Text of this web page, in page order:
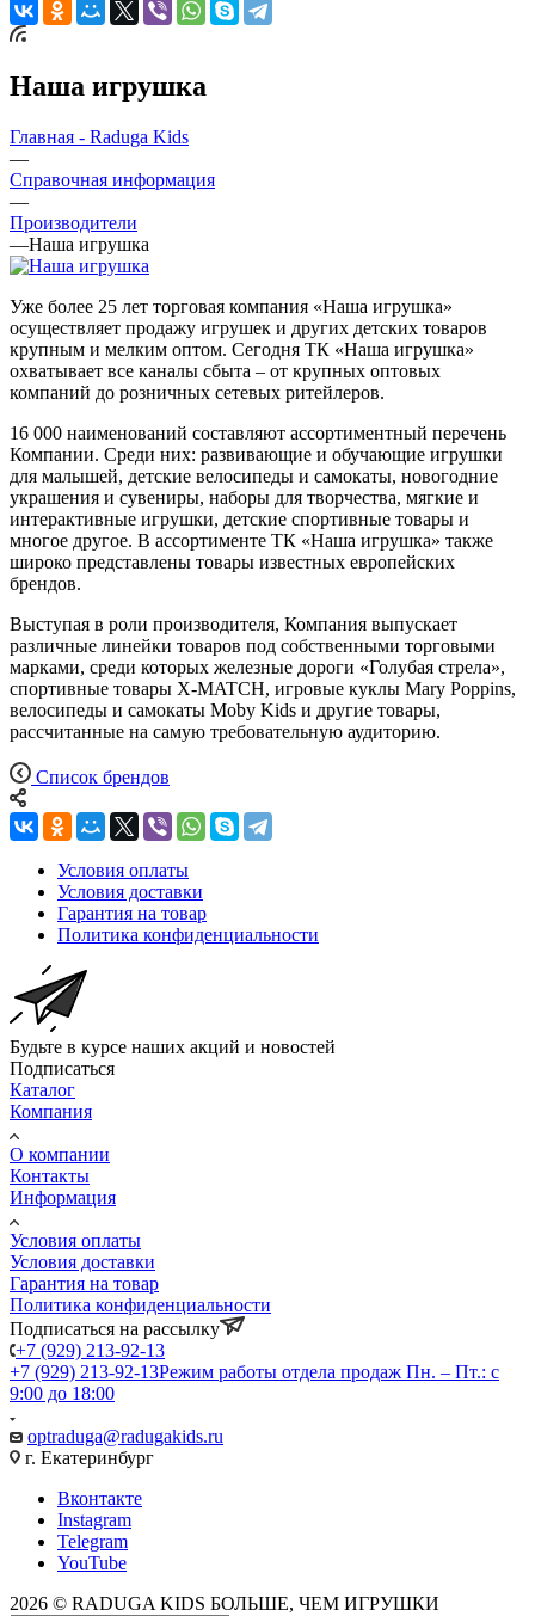
Наша игрушка
Главная - Raduga Kids
—
Справочная информация
—
Производители
—Наша игрушка
Уже более 25 лет торговая компания «Наша игрушка»
осуществляет продажу игрушек и других детских товаров
крупным и мелким оптом. Сегодня ТК «Наша игрушка»
охватывает все каналы сбыта – от крупных оптовых
компаний до розничных сетевых ритейлеров.
16 000 наименований составляют ассортиментный перечень
Компании. Среди них: развивающие и обучающие игрушки
для малышей, детские велосипеды и самокаты, новогодние
украшения и сувениры, наборы для творчества, мягкие и
интерактивные игрушки, детские спортивные товары и
многое другое. В ассортименте ТК «Наша игрушка» также
широко представлены товары известных европейских
брендов.
Выступая в роли производителя, Компания выпускает
различные линейки товаров под собственными торговыми
марками, среди которых железные дороги «Голубая стрела»,
спортивные товары X-MATCH, игровые куклы Mary Poppins,
велосипеды и самокаты Moby Kids и другие товары,
рассчитанные на самую требовательную аудиторию.
Список брендов
Условия оплаты
Условия доставки
Гарантия на товар
Политика конфиденциальности
Будьте в курсе наших акций и новостей
Подписаться
Каталог
Компания
О компании
Контакты
Информация
Условия оплаты
Условия доставки
Гарантия на товар
Политика конфиденциальности
Подписаться на рассылку
+7 (929) 213-92-13
+7 (929) 213-92-13Режим работы отдела продаж Пн. – Пт.: с
9:00 до 18:00
optraduga@radugakids.ru
г. Екатеринбург
Вконтакте
Instagram
Telegram
YouTube
2026 © RADUGA KIDS БОЛЬШЕ, ЧЕМ ИГРУШКИ